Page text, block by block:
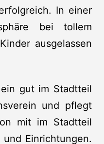
In einer
bei tollem
ausgelassen
gut im Stadtteil
und pflegt
mit im Stadtteil
Einrichtungen.